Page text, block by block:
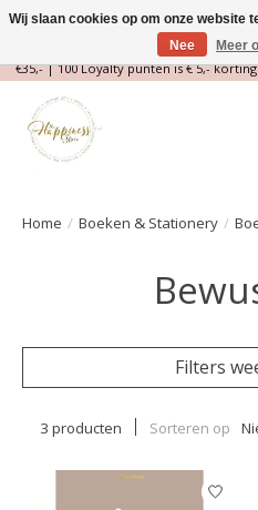
Magische Conceptstore, Edelstenen &
€35,- | 100 Loyalty punten is € 5,-
Home / Boeken & Stationery /
Filters
3 producten Sorteren op
Wij slaan cookies op om onze website
Nee
Meer